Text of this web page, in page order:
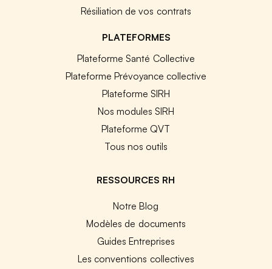
Résiliation de vos contrats
PLATEFORMES
Plateforme Santé Collective
Plateforme Prévoyance collective
Plateforme SIRH
Nos modules SIRH
Plateforme QVT
Tous nos outils
RESSOURCES RH
Notre Blog
Modèles de documents
Guides Entreprises
Les conventions collectives